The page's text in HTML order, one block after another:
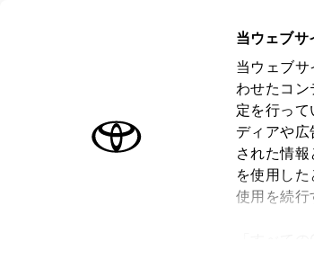
当ウェブサ
当ウェブサ
わせたコ
定を行っ
ディアや
された情
を使用し
使用を続
オーナーサポート トピ
見積りシミュレー